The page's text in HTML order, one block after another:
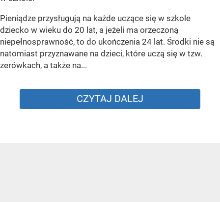
Pieniądze przysługują na każde uczące się w szkole
dziecko w wieku do 20 lat, a jeżeli ma orzeczoną
niepełnosprawność, to do ukończenia 24 lat. Środki nie są
natomiast przyznawane na dzieci, które uczą się w tzw.
zerówkach, a także na...
CZYTAJ DALEJ